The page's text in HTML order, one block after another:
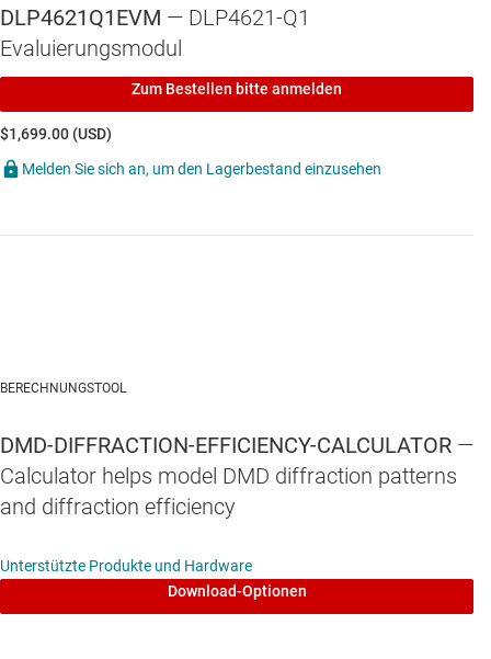
DLP4621Q1EVM — DLP4621-Q1
Evaluierungsmodul
Zum Bestellen bitte anmelden
$1,699.00 (USD)
Melden Sie sich an, um den Lagerbestand einzusehen
BERECHNUNGSTOOL
DMD-DIFFRACTION-EFFICIENCY-CALCULATOR —
Calculator helps model DMD diffraction patterns
and diffraction efficiency
Unterstützte Produkte und Hardware
Download-Optionen